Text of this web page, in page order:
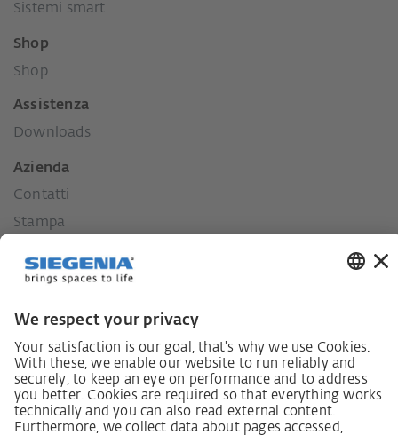
Sistemi smart
Shop
Shop
Assistenza
Downloads
Azienda
Contatti
Stampa
I nostri valori